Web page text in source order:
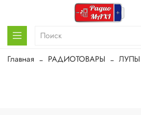
Главная РАДИОТОВАРЫ